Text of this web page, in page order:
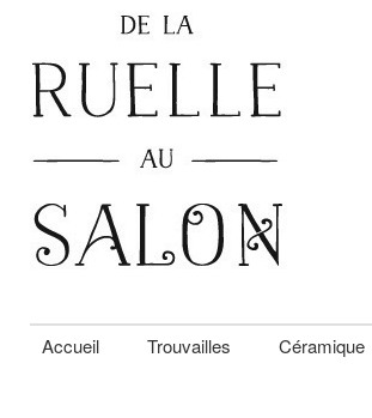
Accueil Trouvailles Céramique